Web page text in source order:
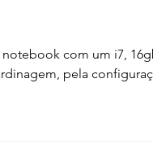
com um i7,
pela